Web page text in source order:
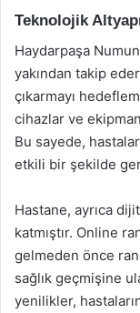
Teknolojik
Haydarpaşa
yakından takip
çıkarmayı
cihazlar ve
Bu sayede,
etkili bir şekilde
Hastane, ayrıca
katmıştır. Online
gelmeden önce
sağlık geçmişine
yenilikler,